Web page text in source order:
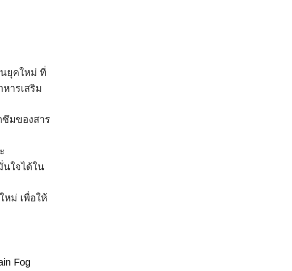
ยุคใหม่ ที่
ารเสริม
ซึมของสาร
ใจได้ใน
หม่ เพื่อให้
Fog